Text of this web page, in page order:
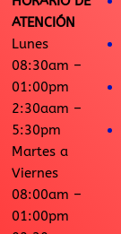
ATENCIÓN
Lunes
08:30am –
01:00pm
2:30aam –
5:30pm
Martes a
Viernes
08:00am –
01:00pm